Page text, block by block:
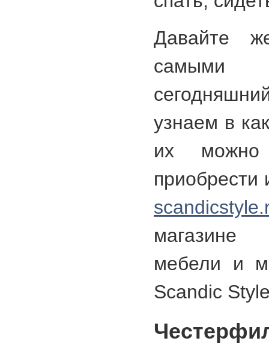
Давайте
самыми
узнаем в
их можно
приобрести
мебели и
Scandic